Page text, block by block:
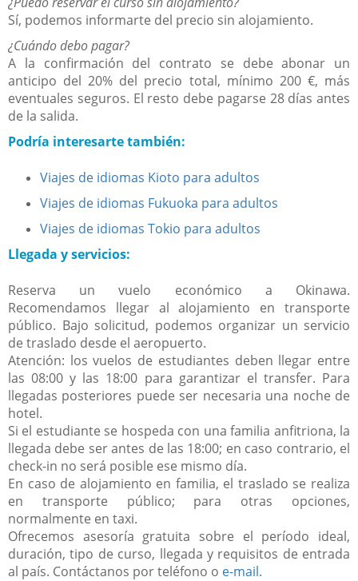
Sí, podemos informarte del precio sin alojamiento.
¿Cuándo debo pagar?
A la confirmación del contrato se debe abonar un
anticipo del 20% del precio total, mínimo 200 €, más
eventuales seguros. El resto debe pagarse 28 días antes
de la salida.
Podría interesarte también:
Viajes de idiomas Kioto para adultos
Viajes de idiomas Fukuoka para adultos
Viajes de idiomas Tokio para adultos
Llegada y servicios:
Reserva un vuelo económico a Okinawa.
Recomendamos llegar al alojamiento en transporte
público. Bajo solicitud, podemos organizar un servicio
de traslado desde el aeropuerto.
Atención: los vuelos de estudiantes deben llegar entre
las 08:00 y las 18:00 para garantizar el transfer. Para
llegadas posteriores puede ser necesaria una noche de
hotel.
Si el estudiante se hospeda con una familia anfitriona, la
llegada debe ser antes de las 18:00; en caso contrario, el
check-in no será posible ese mismo día.
En caso de alojamiento en familia, el traslado se realiza
en transporte público; para otras opciones,
normalmente en taxi.
Ofrecemos asesoría gratuita sobre el período ideal,
duración, tipo de curso, llegada y requisitos de entrada
al país. Contáctanos por teléfono o e-mail.